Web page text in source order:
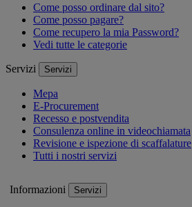
Come posso ordinare dal sito?
Come posso pagare?
Come recupero la mia Password?
Vedi tutte le categorie
Servizi Servizi
Mepa
E-Procurement
Recesso e postvendita
Consulenza online in videochiamata
Revisione e ispezione di scaffalature
Tutti i nostri servizi
Informazioni Servizi